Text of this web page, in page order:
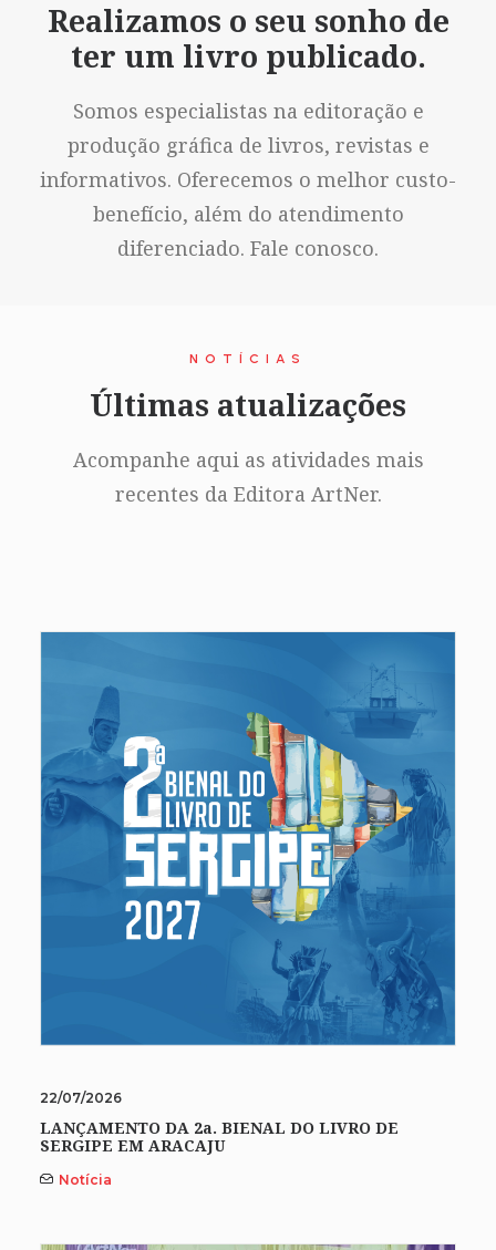
Realizamos o seu sonho de
ter um livro publicado.
Somos especialistas na editoração e
produção gráfica de livros, revistas e
informativos. Oferecemos o melhor custo-
benefício, além do atendimento
diferenciado. Fale conosco.
NOTÍCIAS
Últimas atualizações
Acompanhe aqui as atividades mais
recentes da Editora ArtNer.
22/07/2026
LANÇAMENTO DA 2a. BIENAL DO LIVRO DE
SERGIPE EM ARACAJU
Notícia